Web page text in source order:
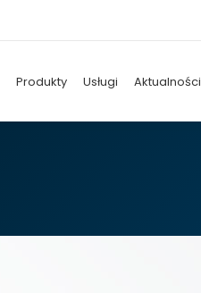
Produkty Usługi Aktualności